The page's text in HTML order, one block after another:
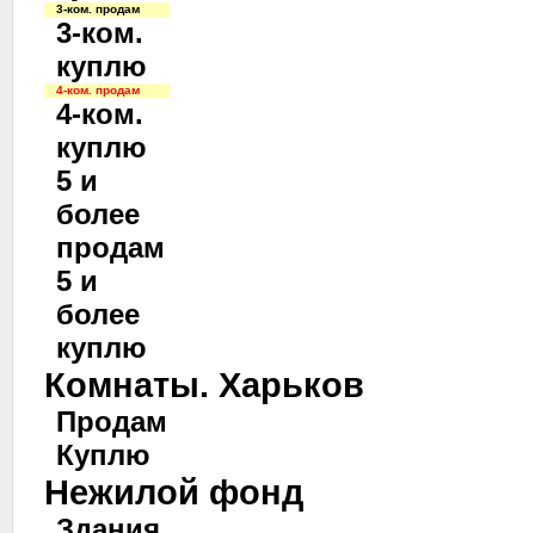
3-ком. продам
3-ком.
куплю
4-ком. продам
4-ком.
куплю
5 и
более
продам
5 и
более
куплю
Комнаты. Харьков
Продам
Куплю
Нежилой фонд